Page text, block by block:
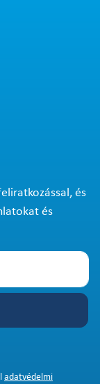
és
és
adatvédelmi